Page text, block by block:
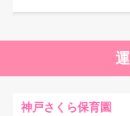
神戸さくら保育園